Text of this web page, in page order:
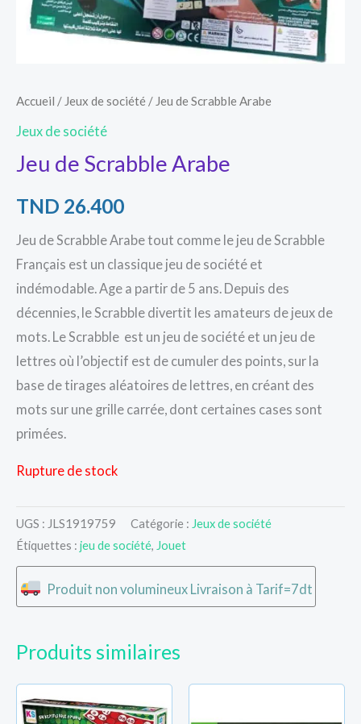
Accueil / Jeux de société / Jeu de Scrabble Arabe
Jeux de société
Jeu de Scrabble Arabe
TND 26.400
Jeu de Scrabble Arabe tout comme le jeu de Scrabble
Français est un classique jeu de société et
indémodable. Age a partir de 5 ans. Depuis des
décennies, le Scrabble divertit les amateurs de jeux de
mots. Le Scrabble est un jeu de société et un jeu de
lettres où l’objectif est de cumuler des points, sur la
base de tirages aléatoires de lettres, en créant des
mots sur une grille carrée, dont certaines cases sont
primées.
Rupture de stock
UGS : JLS1919759 Catégorie : Jeux de société
Étiquettes : jeu de société, Jouet
Produit non volumineux Livraison à Tarif=7dt
Produits similaires